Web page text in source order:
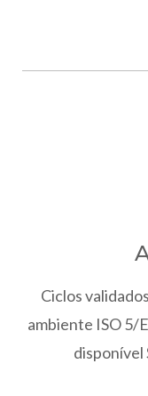
Ciclos
ambiente ISO 5/
disponível